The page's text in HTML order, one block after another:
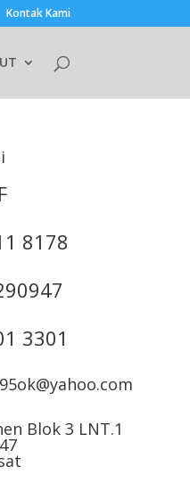
Kontak Kami
8178
3301
Blok 3 LNT.1